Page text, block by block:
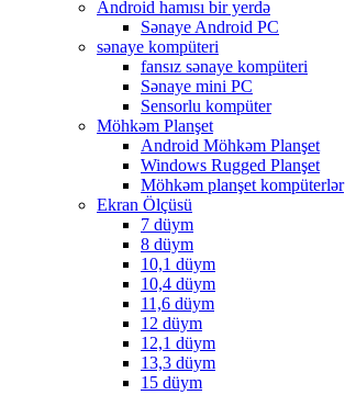
Android hamısı bir yerdə
Sənaye Android PC
sənaye kompüteri
fansız sənaye kompüteri
Sənaye mini PC
Sensorlu kompüter
Möhkəm Planşet
Android Möhkəm Planşet
Windows Rugged Planşet
Möhkəm planşet kompüterlər
Ekran Ölçüsü
7 düym
8 düym
10,1 düym
10,4 düym
11,6 düym
12 düym
12,1 düym
13,3 düym
15 düym